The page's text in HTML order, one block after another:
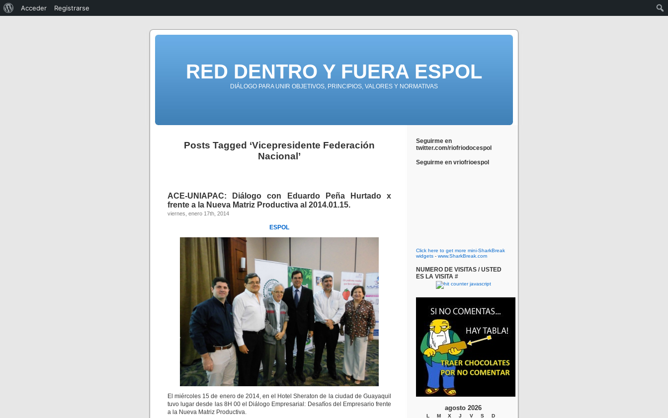
RED DENTRO Y FUERA ESPOL
DIÁLOGO PARA UNIR OBJETIVOS, PRINCIPIOS, VALORES Y NORMATIVAS
Posts Tagged ‘Vicepresidente Federación
Nacional’
ACE-UNIAPAC: Diálogo con Eduardo Peña Hurtado x
frente a la Nueva Matriz Productiva al 2014.01.15.
viernes, enero 17th, 2014
ESPOL
El miércoles 15 de enero de 2014, en el Hotel Sheraton de la ciudad de Guayaquil
tuvo lugar desde las 8H 00 el Diálogo Empresarial: Desafíos del Empresario frente
a la Nueva Matriz Productiva.
Seguirme en
twitter.com/riofriodocespol
Seguirme en vriofrioespol
Click here to get more mini-SharkBreak
widgets - www.SharkBreak.com
NUMERO DE VISITAS / USTED
ES LA VISITA #
agosto 2026
L M X J V S
D
Acceder Registrarse